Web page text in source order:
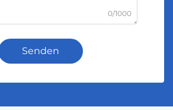
0/1000
Senden